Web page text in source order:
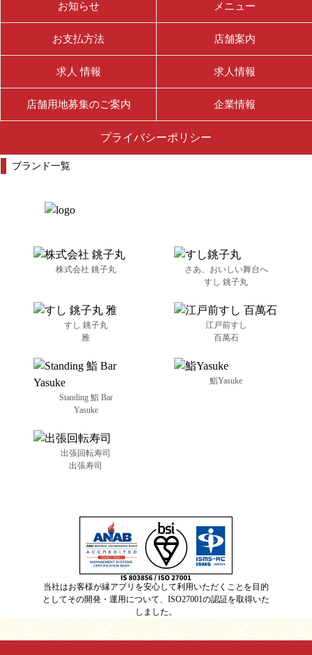
お知らせ メニュー
お支払方法 店舗案内
求人 情報 求人情報
店舗用地募集のご案内 企業情報
プライバシーポリシー
ブランド一覧
株式会社 銚子丸
さあ、おいしい舞台へ
すし 銚子丸
すし 銚子丸
雅
江戸前すし
百萬石
Standing 鮨 Bar
Yasuke
鮨Yasuke
出張回転寿司
出張寿司
当社はお客様が縁アプリを安心して利用いただくことを目的
としてその開発・運用について、ISO27001の認証を取得いた
しました。